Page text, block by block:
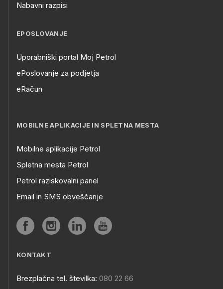
Nabavni razpisi
EPOSLOVANJE
Uporabniški portal Moj Petrol
ePoslovanje za podjetja
eRačun
MOBILNE APLIKACIJE IN SPLETNA MESTA
Mobilne aplikacije Petrol
Spletna mesta Petrol
Petrol raziskovalni panel
Email in SMS obveščanje
KONTAKT
Brezplačna tel. številka: 080 22 66